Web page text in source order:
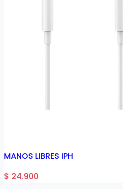
MANOS LIBRES IPH
$ 24.900